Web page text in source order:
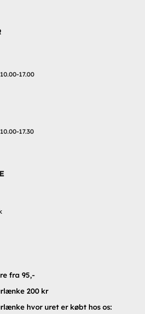
17.00
17.30
fra 95,-
200 kr
hvor uret er købt hos os: